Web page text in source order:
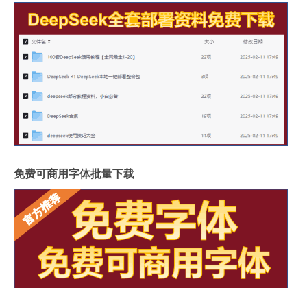
免费可商用字体批量下载